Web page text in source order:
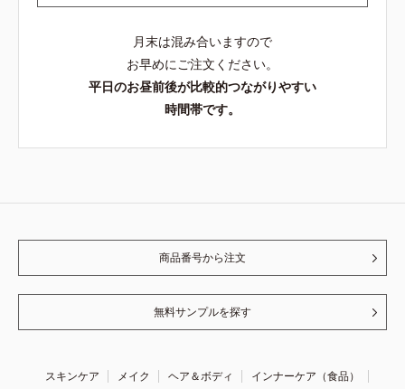
月末は混み合いますので
お早めにご注文ください。
平日のお昼前後が比較的つながりやすい
時間帯です。
商品番号から注文
無料サンプルを探す
スキンケア メイク ヘア＆ボディ
インナーケア（食品）